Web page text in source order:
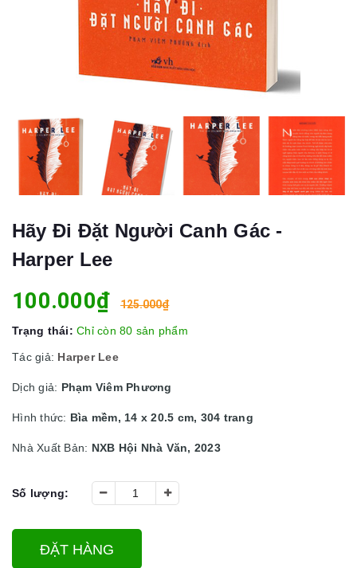
Hãy Đi Đặt Người Canh Gác -
Harper Lee
100.000₫ 125.000₫
Trạng thái: Chỉ còn 80 sản phẩm
Tác giả: Harper Lee
Dịch giả: Phạm Viêm Phương
Hình thức: Bìa mềm, 14 x 20.5 cm, 304 trang
Nhà Xuất Bản: NXB Hội Nhà Văn, 2023
Số lượng:
ĐẶT HÀNG